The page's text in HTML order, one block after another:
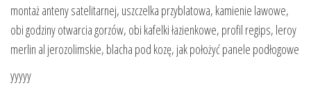
montaż anteny satelitarnej, uszczelka przyblatowa, kamienie lawowe,
obi godziny otwarcia gorzów, obi kafelki łazienkowe, profil regips, leroy
merlin al jerozolimskie, blacha pod kozę, jak położyć panele podłogowe
yyyyy